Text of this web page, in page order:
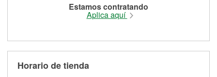
Estamos contratando
Aplica aquí
Horario de tienda